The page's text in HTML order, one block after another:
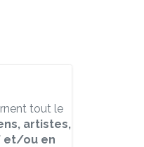
tout le
artistes,
et/ou en